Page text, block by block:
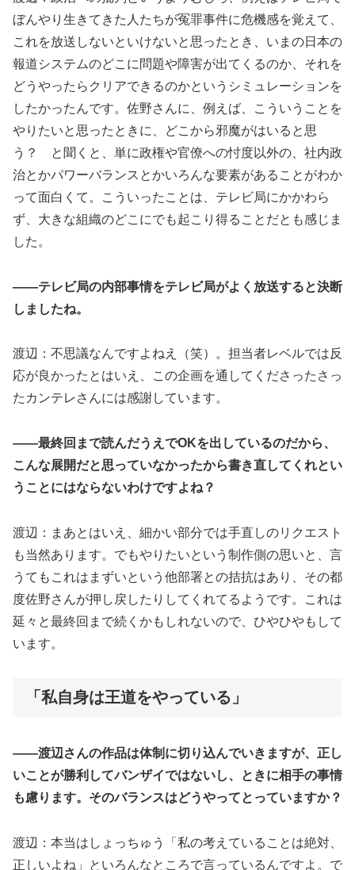
ぼんやり生きてきた人たちが冤罪事件に危機感を覚えて、
これを放送しないといけないと思ったとき、いまの日本の
報道システムのどこに問題や障害が出てくるのか、それを
どうやったらクリアできるのかというシミュレーションを
したかったんです。佐野さんに、例えば、こういうことを
やりたいと思ったときに、どこから邪魔がはいると思
う？ と聞くと、単に政権や官僚への忖度以外の、社内政
治とかパワーバランスとかいろんな要素があることがわか
って面白くて。こういったことは、テレビ局にかかわら
ず、大きな組織のどこにでも起こり得ることだとも感じま
した。
――テレビ局の内部事情をテレビ局がよく放送すると決断
しましたね。
渡辺：不思議なんですよねえ（笑）。担当者レベルでは反
応が良かったとはいえ、この企画を通してくださったさっ
たカンテレさんには感謝しています。
――最終回まで読んだうえでOKを出しているのだから、
こんな展開だと思っていなかったから書き直してくれとい
うことにはならないわけですよね？
渡辺：まあとはいえ、細かい部分では手直しのリクエスト
も当然あります。でもやりたいという制作側の思いと、言
うてもこれはまずいという他部署との拮抗はあり、その都
度佐野さんが押し戻したりしてくれてるようです。これは
延々と最終回まで続くかもしれないので、ひやひやもして
います。
「私自身は王道をやっている」
――渡辺さんの作品は体制に切り込んでいきますが、正し
いことが勝利してバンザイではないし、ときに相手の事情
も慮ります。そのバランスはどうやってとっていますか？
渡辺：本当はしょっちゅう「私の考えていることは絶対、
正しいよね」といろんなところで言っているんですよ。で